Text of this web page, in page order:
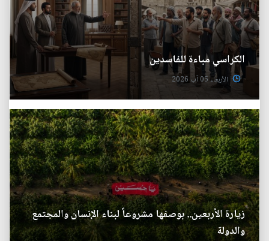
الكراسي مباءة للفاسدين
الأربعاء 05 آب 2026
زيارة الأربعين.. بوصفها مشروعاً لبناء الإنسان والمجتمع
والدولة